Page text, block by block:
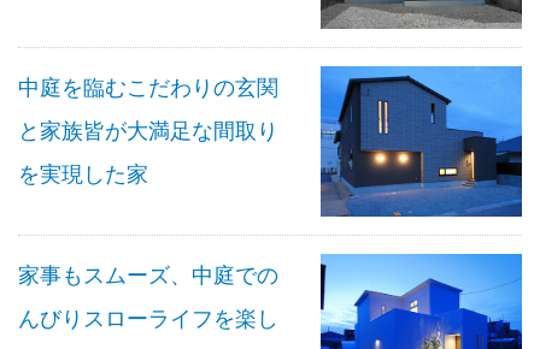
中庭を臨むこだわりの玄関
と家族皆が大満足な間取り
を実現した家
家事もスムーズ、中庭での
んびりスローライフを楽し